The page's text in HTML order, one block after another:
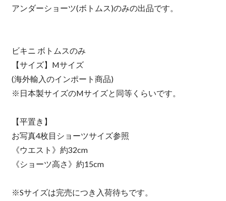
アンダーショーツ(ボトムス)のみの出品です。
ビキニ ボトムスのみ
【サイズ】Mサイズ
(海外輸入のインポート商品)
※日本製サイズのMサイズと同等くらいです。
【平置き】
お写真4枚目ショーツサイズ参照
《ウエスト》約32cm
《ショーツ高さ》約15cm
※Sサイズは完売につき入荷待ちです。